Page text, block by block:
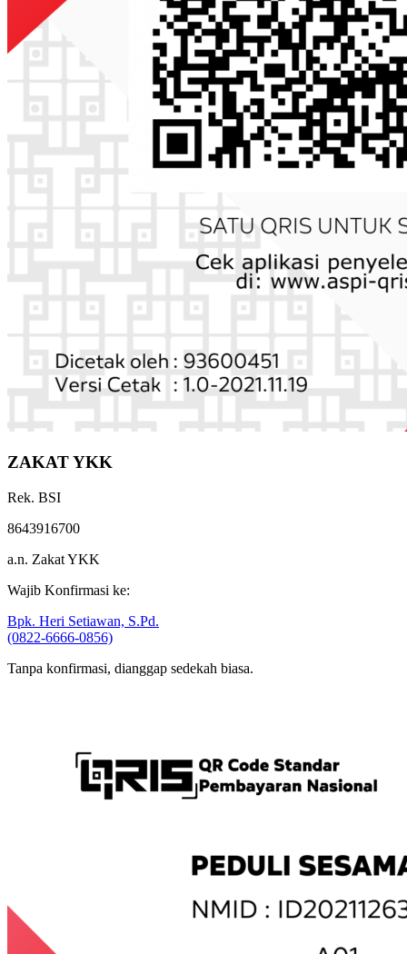
ZAKAT YKK
Rek. BSI
8643916700
a.n. Zakat YKK
Wajib Konfirmasi ke:
Bpk. Heri Setiawan, S.Pd.
(0822-6666-0856)
Tanpa konfirmasi, dianggap sedekah biasa.